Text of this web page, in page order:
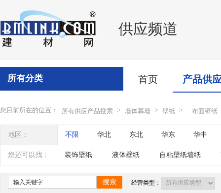
供应频道
首页 产品供
所有分类
您目前所在的位置： 所有供应产品搜索 > 墙体幕墙 > 壁纸 > 布面壁纸
地区： 不限 华北 东北 华东 华中
辽宁 黑龙江 内蒙古 江苏
四川 海南 贵州 云南 西藏
您还可以找： 装饰壁纸 液体壁纸 自粘壁纸墙纸
搜索 经营类型：